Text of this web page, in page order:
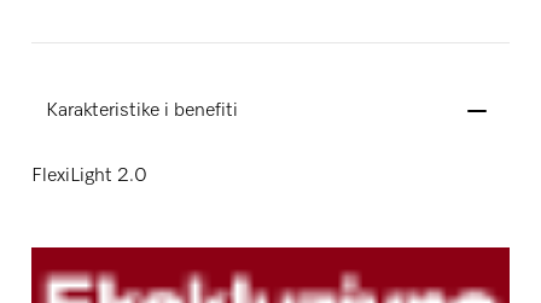
Karakteristike i benefiti
FlexiLight 2.0